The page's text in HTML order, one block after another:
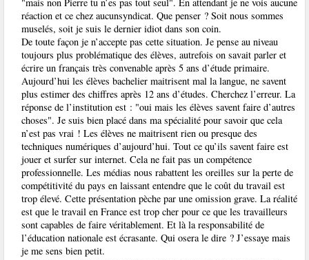
réaction et ce chez aucunsyndicat. Que penser ? Soit nous sommes
muselés, soit je suis le dernier idiot dans son coin.
De toute façon je n’accepte pas cette situation. Je pense au niveau
toujours plus problématique des élèves, autrefois on savait parler et
écrire un français très convenable après 5 ans d’étude primaire.
Aujourd’hui les élèves bachelier maitrisent mal la langue, ne savent
plus estimer des chiffres après 12 ans d’études. Cherchez l’erreur. La
réponse de l’institution est : "oui mais les élèves savent faire d’autres
choses". Je suis bien placé dans ma spécialité pour savoir que cela
n’est pas vrai ! Les élèves ne maitrisent rien ou presque des
techniques numériques d’aujourd’hui. Tout ce qu’ils savent faire est
jouer et surfer sur internet. Cela ne fait pas un compétence
professionnelle. Les médias nous rabattent les oreilles sur la perte de
compétitivité du pays en laissant entendre que le coût du travail est
trop élevé. Cette présentation pèche par une omission grave. La réalité
est que le travail en France est trop cher pour ce que les travailleurs
sont capables de faire véritablement. Et là la responsabilité de
l’éducation nationale est écrasante. Qui osera le dire ? J’essaye mais
je me sens bien petit.